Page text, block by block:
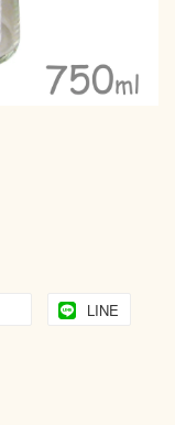
LINE